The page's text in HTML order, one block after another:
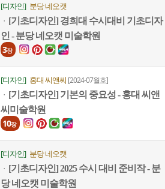
[디자인] 분당 네오캣
ㆍ [기초디자인] 경희대 수시대비 기초디자
인 - 분당 네오캣 미술학원
3장
[디자인] 홍대 씨앤씨 [2024-07월호]
ㆍ [기초디자인] 기본의 중요성 - 홍대 씨앤
씨미술학원
10장
[디자인] 분당 네오캣
ㆍ [기초디자인] 2025 수시 대비 준비작 - 분
당 네오캣 미술학원